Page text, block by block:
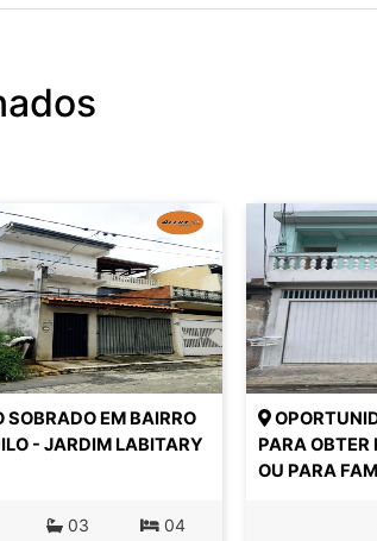
SOBRADO EM BAIRRO
- JARDIM LABITARY
03 04
PARA OBTER
OU PARA